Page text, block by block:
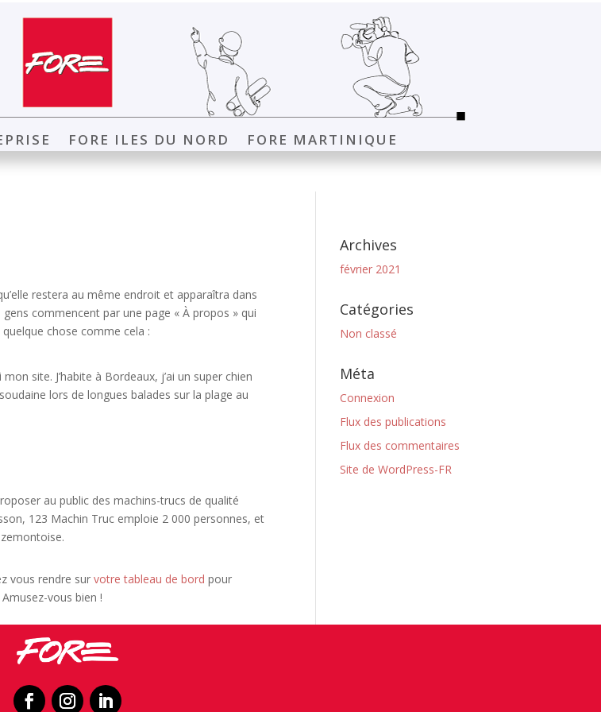
FORE ILES DU NORD FORE MARTINIQUE
restera au même endroit et apparaîtra dans
commencent par une page « À propos » qui
chose comme cela :
site. J’habite à Bordeaux, j’ai un super chien
lors de longues balades sur la plage au
au public des machins-trucs de qualité
123 Machin Truc emploie 2 000 personnes, et
vous rendre survotre tableau de bord pour
vous bien !
Archives
février 2021
Catégories
Non classé
Méta
Connexion
Flux des publications
Flux des commentaires
Site de WordPress-FR